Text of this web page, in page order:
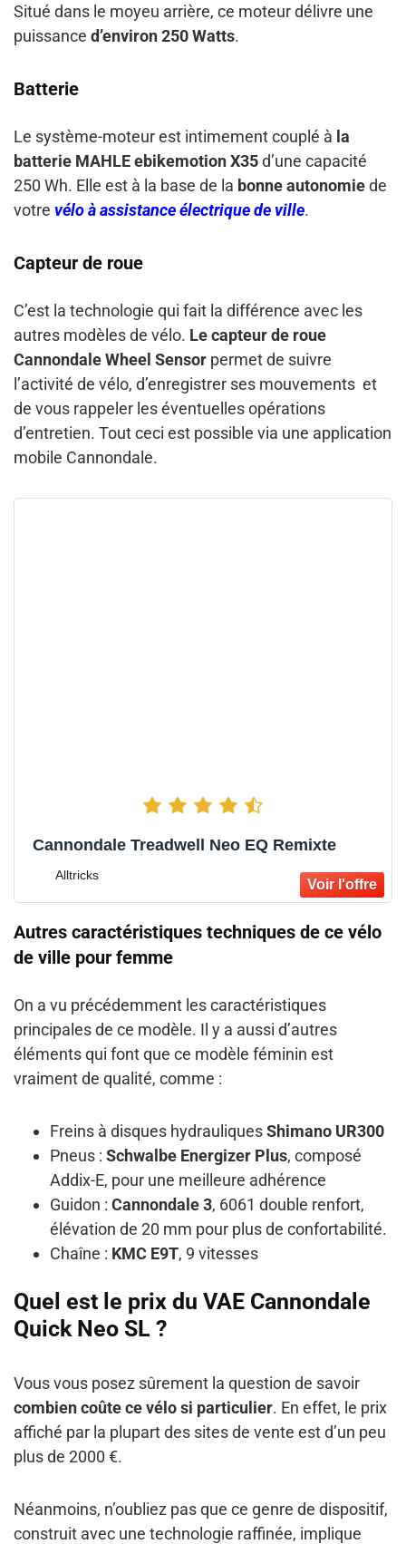
Situé dans le moyeu arrière, ce moteur délivre une
puissance d’environ 250 Watts.
Batterie
Le système-moteur est intimement couplé à la
batterie MAHLE ebikemotion X35d’une capacité
250 Wh. Elle est à la base de la bonne autonomiede
votre vélo à assistance électrique de ville.
Capteur de roue
C’est la technologie qui fait la différence avec les
autres modèles de vélo. Le capteur de roue
Cannondale Wheel Sensor permet de suivre
l’activité de vélo, d’enregistrer ses mouvements et
de vous rappeler les éventuelles opérations
d’entretien. Tout ceci est possible via une application
mobile Cannondale.
Cannondale Treadwell Neo EQ Remixte
Alltricks
Autres caractéristiques techniques de ce vélo
de ville pour femme
On a vu précédemment les caractéristiques
principales de ce modèle. Il y a aussi d’autres
éléments qui font que ce modèle féminin est
vraiment de qualité, comme :
Freins à disques hydrauliquesShimano UR300
Pneus : Schwalbe Energizer Plus, composé
Addix-E, pour une meilleure adhérence
Guidon : Cannondale 3, 6061 double renfort,
élévation de 20 mm pour plus de confortabilité.
Chaîne : KMC E9T, 9 vitesses
Quel est le prix du VAE Cannondale
Quick Neo SL ?
Vous vous posez sûrement la question de savoir
combien coûte ce vélo si particulier. En effet, le prix
affiché par la plupart des sites de vente est d’un peu
plus de 2000 €.
Néanmoins, n’oubliez pas que ce genre de dispositif,
construit avec une technologie raffinée, implique